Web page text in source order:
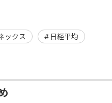
ックス 日経平均